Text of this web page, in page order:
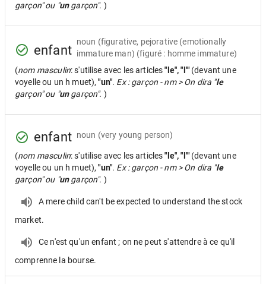
garçon" ou "ungarçon". )
enfant
noun (figurative, pejorative (emotionally
immature man) (figuré : homme immature)
(nom masculin: s'utilise avec les articles"le", "l'" (devant une
voyelle ou un h muet),"un". Ex : garçon - nm > On dira "le
garçon" ou "ungarçon". )
enfant noun (very young person)
(nom masculin: s'utilise avec les articles"le", "l'" (devant une
voyelle ou un h muet),"un". Ex : garçon - nm > On dira "le
garçon" ou "ungarçon". )
A mere child can't be expected to understand the stock
market.
Ce n'est qu'un enfant ; on ne peut s'attendre à ce qu'il
comprenne la bourse.